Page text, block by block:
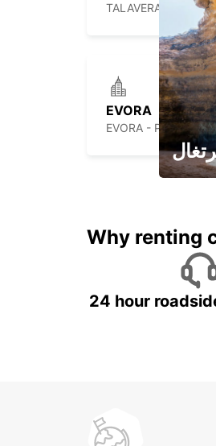
TALAVERA DE LA
EVORA
EVORA - PORTUGAL
Why renting
24 hour